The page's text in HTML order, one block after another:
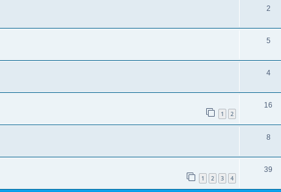
2
5
4
1 2
16
8
1 2 3 4
39